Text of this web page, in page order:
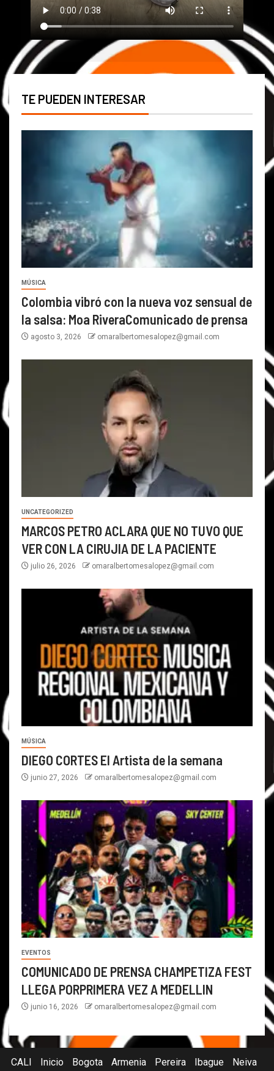
TE PUEDEN INTERESAR
MÚSICA
Colombia vibró con la nueva voz sensual de
la salsa: Moa RiveraComunicado de prensa
agosto 3, 2026 omaralbertomesalopez@gmail.com
UNCATEGORIZED
MARCOS PETRO ACLARA QUE NO TUVO QUE
VER CON LA CIRUJIA DE LA PACIENTE
julio 26, 2026 omaralbertomesalopez@gmail.com
MÚSICA
DIEGO CORTES El Artista de la semana
junio 27, 2026 omaralbertomesalopez@gmail.com
EVENTOS
COMUNICADO DE PRENSA CHAMPETIZA FEST
LLEGA PORPRIMERA VEZ A MEDELLIN
junio 16, 2026 omaralbertomesalopez@gmail.com
CALI Inicio Bogota Armenia Pereira Ibague Neiva